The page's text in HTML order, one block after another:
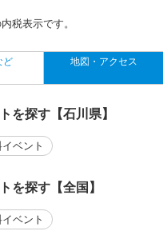
税表示です。
ど 地図・アクセス
を探す【石川県】
ベント
を探す【全国】
ベント